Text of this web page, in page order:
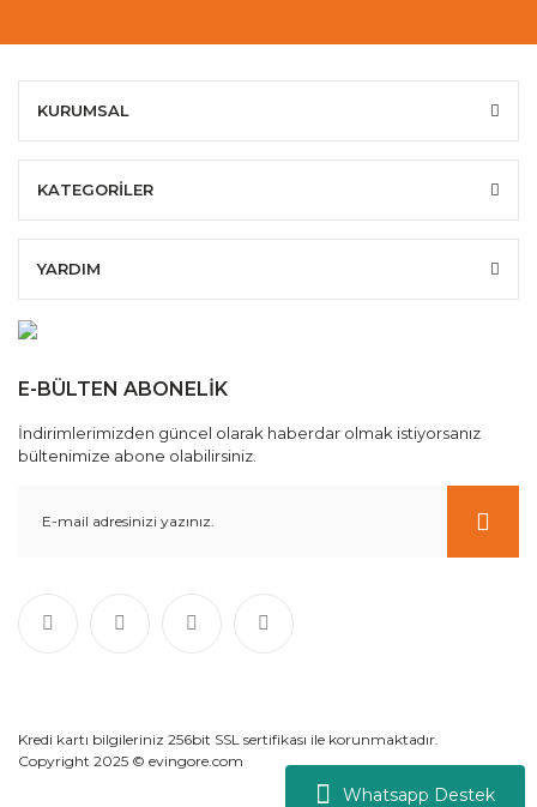
Whatsapp Destek
KURUMSAL
KATEGORİLER
YARDIM
E-BÜLTEN ABONELİK
İndirimlerimizden güncel olarak haberdar olmak istiyorsanız
bültenimize abone olabilirsiniz.
Kredi kartı bilgileriniz 256bit SSL sertifikası ile korunmaktadır.
Copyright 2025 © evingore.com